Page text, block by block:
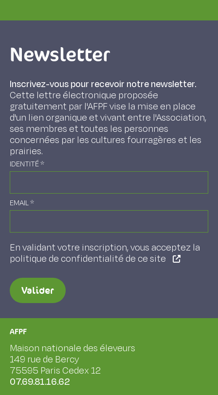
Newsletter
Inscrivez-vous pour recevoir notre newsletter.
Cette lettre électronique proposée
gratuitement par l'AFPF vise la mise en place
d'un lien organique et vivant entre l'Association,
ses membres et toutes les personnes
concernées par les cultures fourragères et les
prairies.
IDENTITÉ*
EMAIL*
En validant votre inscription, vous acceptez la
politique de confidentialité de ce site
Valider
AFPF
Maison nationale des éleveurs
149 rue de Bercy
75595 Paris Cedex 12
07.69.81.16.62